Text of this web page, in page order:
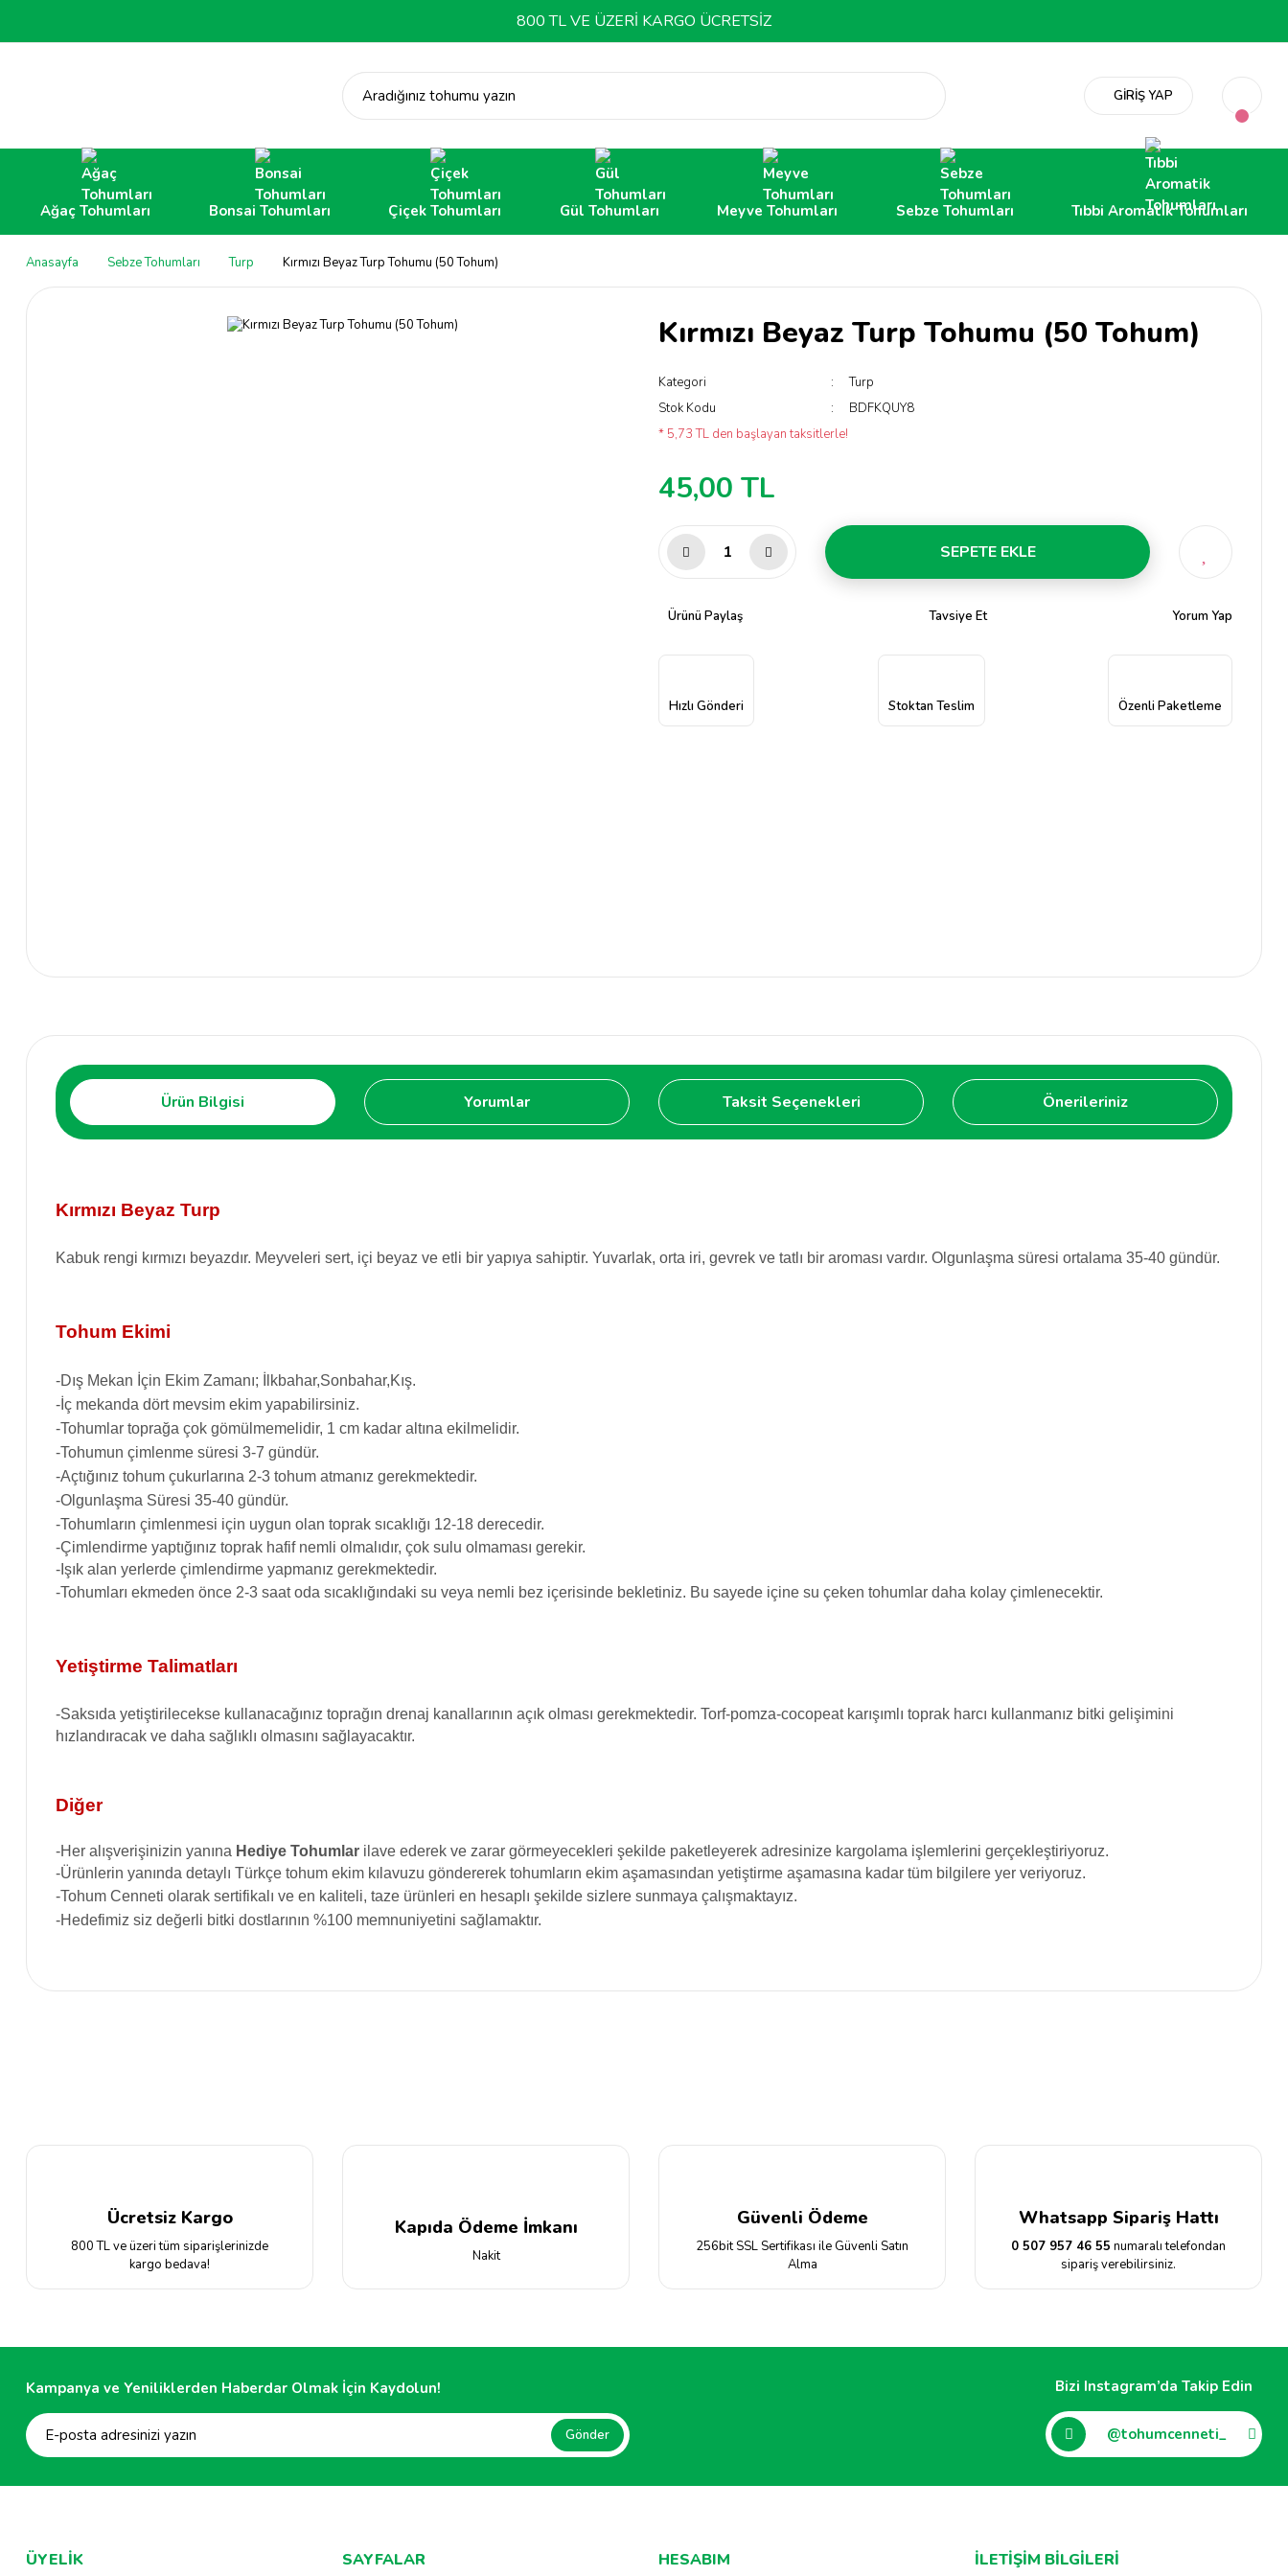
800 TL VE ÜZERİ KARGO ÜCRETSİZ
Aradığınız tohumu yazın GİRİŞ YAP
Ağaç Tohumları Bonsai Tohumları Çiçek Tohumları Gül Tohumları Meyve Tohumları Sebze Tohumları Tıbbi Aromatik Tohumları
Anasayfa Sebze Tohumları Turp Kırmızı Beyaz Turp Tohumu (50 Tohum)
Kırmızı Beyaz Turp Tohumu (50 Tohum)
Kategori
Turp
Stok Kodu
BDFKQUY8
* 5,73 TL den başlayan taksitlerle!
45,00 TL
SEPETE EKLE
Ürünü Paylaş Tavsiye Et Yorum Yap
Hızlı Gönderi Stoktan Teslim Özenli Paketleme
Ürün Bilgisi Yorumlar Taksit Seçenekleri Önerileriniz
Kırmızı Beyaz Turp
Kabuk rengi kırmızı beyazdır. Meyveleri sert, içi beyaz ve etli bir yapıya sahiptir. Yuvarlak, orta iri, gevrek ve tatlı bir aroması vardır. Olgunlaşma süresi ortalama 35-40 gündür.
Tohum Ekimi
-Dış Mekan İçin Ekim Zamanı; İlkbahar,Sonbahar,Kış.
-İç mekanda dört mevsim ekim yapabilirsiniz.
-Tohumlar toprağa çok gömülmemelidir, 1 cm kadar altına ekilmelidir.
-Tohumun çimlenme süresi 3-7 gündür.
-Açtığınız tohum çukurlarına 2-3 tohum atmanız gerekmektedir.
-Olgunlaşma Süresi 35-40 gündür.
-Tohumların çimlenmesi için uygun olan toprak sıcaklığı 12-18 derecedir.
-Çimlendirme yaptığınız toprak hafif nemli olmalıdır, çok sulu olmaması gerekir.
-Işık alan yerlerde çimlendirme yapmanız gerekmektedir.
-Tohumları ekmeden önce 2-3 saat oda sıcaklığındaki su veya nemli bez içerisinde bekletiniz. Bu sayede içine su çeken tohumlar daha kolay çimlenecektir.
Yetiştirme Talimatları
-Saksıda yetiştirilecekse kullanacağınız toprağın drenaj kanallarının açık olması gerekmektedir. Torf-pomza-cocopeat karışımlı toprak harcı kullanmanız bitki gelişimini
hızlandıracak ve daha sağlıklı olmasını sağlayacaktır.
Diğer
-Her alışverişinizin yanına Hediye Tohumlar ilave ederek ve zarar görmeyecekleri şekilde paketleyerek adresinize kargolama işlemlerini gerçekleştiriyoruz.
-Ürünlerin yanında detaylı Türkçe tohum ekim kılavuzu göndererek tohumların ekim aşamasından yetiştirme aşamasına kadar tüm bilgilere yer veriyoruz.
-Tohum Cenneti olarak sertifikalı ve en kaliteli, taze ürünleri en hesaplı şekilde sizlere sunmaya çalışmaktayız.
-Hedefimiz siz değerli bitki dostlarının %100 memnuniyetini sağlamaktır.
Ürün fiyatı diğer sitelerden daha pahalı.
Ücretsiz Kargo
800 TL ve üzeri tüm siparişlerinizde
kargo bedava!
Kapıda Ödeme İmkanı
Nakit
Güvenli Ödeme
256bit SSL Sertifikası ile Güvenli Satın
Alma
Whatsapp Sipariş Hattı
0 507 957 46 55 numaralı telefondan
sipariş verebilirsiniz.
Kampanya ve Yeniliklerden Haberdar Olmak İçin Kaydolun!
Gönder
Bizi Instagram’da Takip Edin
@tohumcenneti_
ÜYELİK SAYFALAR HESABIM İLETİŞİM BİLGİLERİ